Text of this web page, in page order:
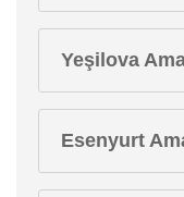
Yeşilova
Esenyurt